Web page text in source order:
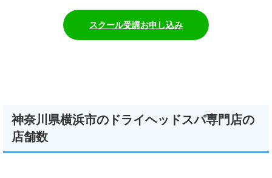
スクール受講お申し込み
神奈川県横浜市のドライヘッドスパ専門店の
店舗数